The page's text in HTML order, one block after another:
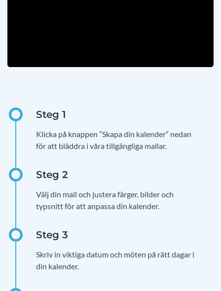
Klicka på knappen ”Skapa din kalender” nedan
för att bläddra i våra tillgängliga mallar.
Välj din mall och justera färger, bilder och
typsnitt för att anpassa din kalender.
Skriv in viktiga datum och möten på rätt dagar i
din kalender.